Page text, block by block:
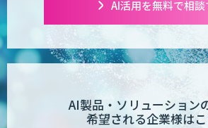
AI活用を無料で相談
AI製品・ソリューション
希望される企業様は